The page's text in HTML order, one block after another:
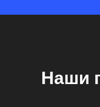
Наши